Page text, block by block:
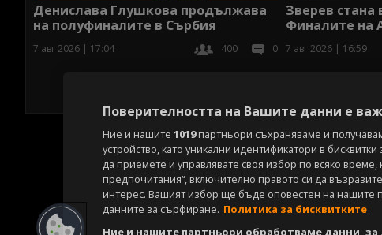
Денислава Глушкова продължава
на полуфиналите в Сърбия
7 авг 2026 | 17:04 400 0
Зверев стана
Финалите на
7 авг 2026 | 16:59
Поверителността на Вашите данни е
Ние и нашите 1019партньори съхраняваме и
устройство, като уникални идентификатори в
да приемете и управлявате своя избор по всяко
предпочитания“, включително правото си да
интерес. Вашият избор ще бъде оповестен на нашите
данните за сърфиране. Политика за бисквитките
Ние и нашите партньори обработваме данни, за